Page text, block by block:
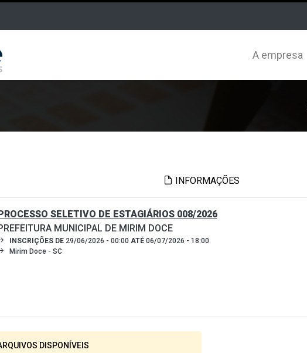
A empresa
INFORMAÇÕES
SELETIVO DE ESTAGIÁRIOS 008/2026
MUNICIPAL DE MIRIM DOCE
INSCRIÇÕES DE29/06/2026 - 00:00 ATÉ06/07/2026 - 18:00
Mirim Doce - SC
DISPONÍVEIS